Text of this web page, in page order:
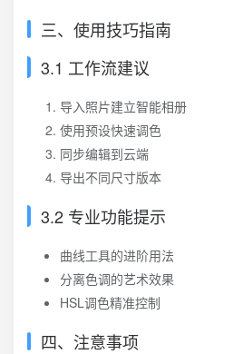
三、使用技巧指南
3.1 工作流建议
导入照片建立智能相册
使用预设快速调色
同步编辑到云端
导出不同尺寸版本
3.2 专业功能提示
曲线工具的进阶用法
分离色调的艺术效果
HSL调色精准控制
四、注意事项